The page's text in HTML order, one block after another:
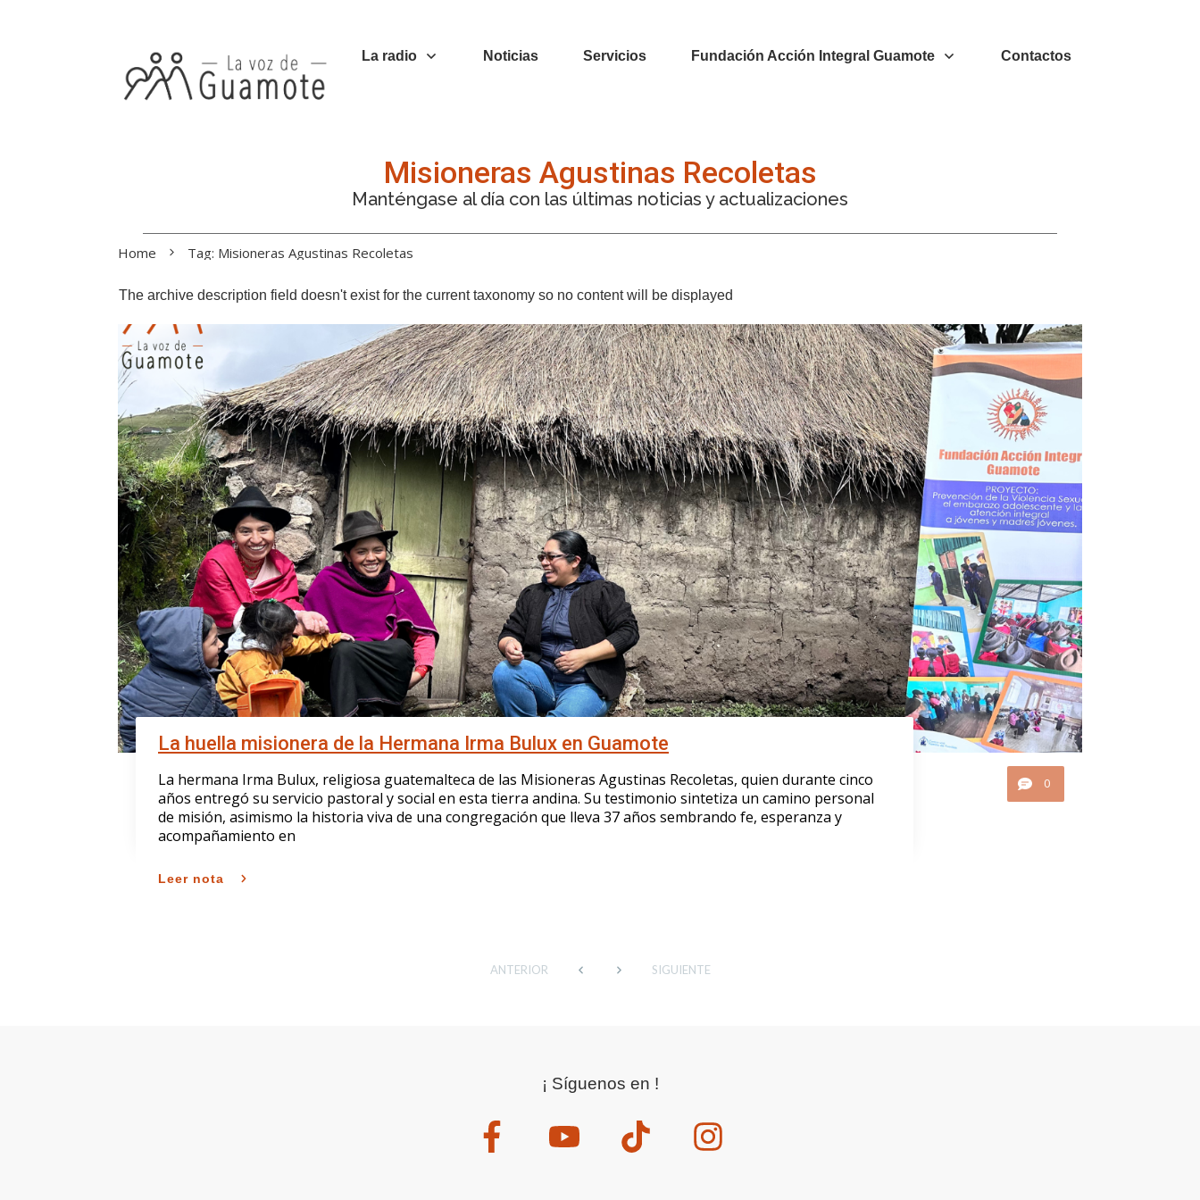
La radio Noticias Servicios Fundación Acción Integral Guamote Contactos
Misioneras Agustinas Recoletas
Manténgase al día con las últimas noticias y actualizaciones
Home Tag: Misioneras Agustinas Recoletas
The archive description field doesn't exist for the current taxonomy so no content will be displayed
La huella misionera de la Hermana Irma Bulux en Guamote
La hermana Irma Bulux, religiosa guatemalteca de las Misioneras Agustinas Recoletas, quien durante cinco
años entregó su servicio pastoral y social en esta tierra andina. Su testimonio sintetiza un camino personal
de misión, asimismo la historia viva de una congregación que lleva 37 años sembrando fe, esperanza y
acompañamiento en
Leer nota
0
ANTERIOR SIGUIENTE
¡ Síguenos en !